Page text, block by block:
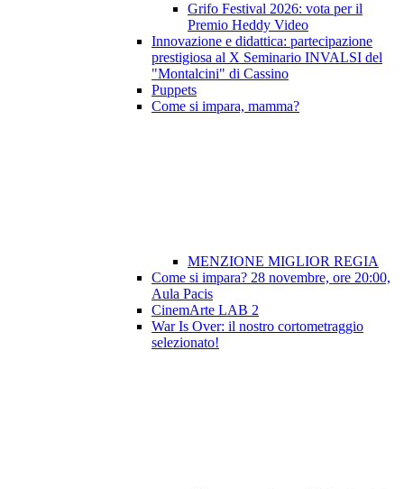
Grifo Festival 2026: vota per il
Premio Heddy Video
Innovazione e didattica: partecipazione
prestigiosa al X Seminario INVALSI del
"Montalcini" di Cassino
Puppets
Come si impara, mamma?
MENZIONE MIGLIOR REGIA
Come si impara? 28 novembre, ore 20:00,
Aula Pacis
CinemArte LAB 2
War Is Over: il nostro cortometraggio
selezionato!